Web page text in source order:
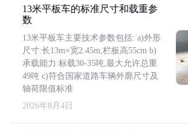
13米平板车的标准尺寸和载重参
数
13米平板车主要技术参数包括: a)外形
尺寸:长13m×宽2.45m,栏板高55cm b)
承载能力:标载30-35吨,最大允许总重
49吨 c)符合国家道路车辆外廓尺寸及
轴荷限值标准
2026年8月4日